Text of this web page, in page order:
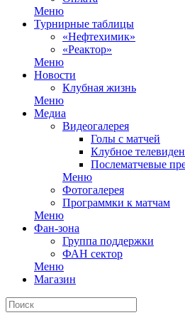
Меню
Турнирные таблицы
«Нефтехимик»
«Реактор»
Меню
Новости
Клубная жизнь
Меню
Медиа
Видеогалерея
Голы с матчей
Клубное
Послематчевые
Меню
Фотогалерея
Программки к матчам
Меню
Фан-зона
Группа поддержки
ФАН сектор
Меню
Магазин